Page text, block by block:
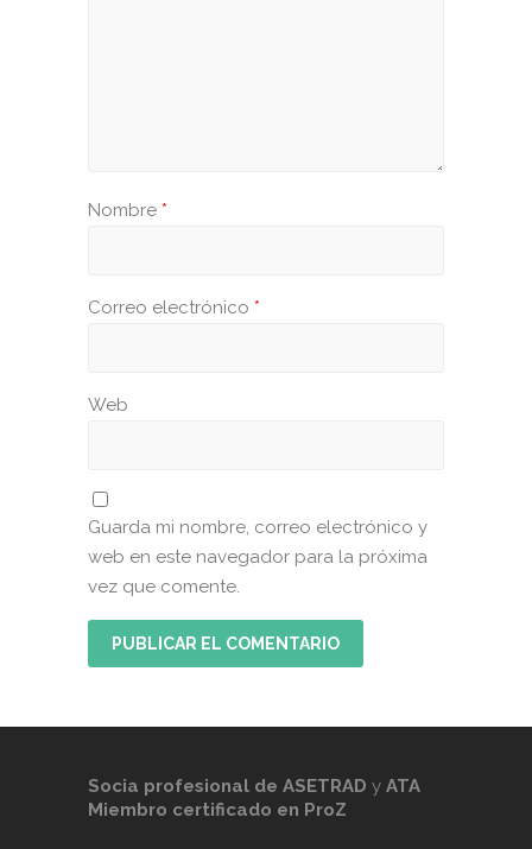
Nombre *
Correo electrónico *
Web
Guarda mi nombre, correo electrónico y
web en este navegador para la próxima
vez que comente.
Socia profesional de ASETRAD y ATA
Miembro certificado en ProZ